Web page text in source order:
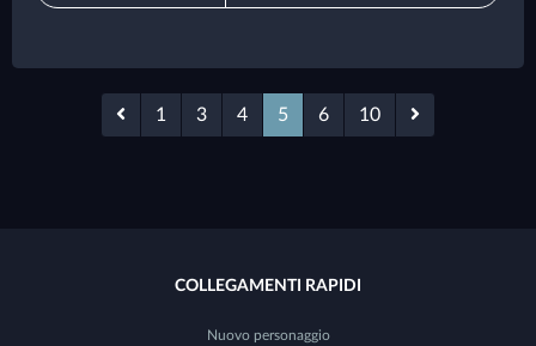
1 3 4 5 6 10
COLLEGAMENTI RAPIDI
Nuovo personaggio